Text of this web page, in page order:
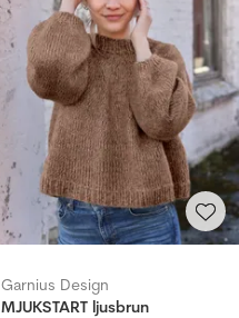
Garnius Design
MJUKSTART ljusbrun